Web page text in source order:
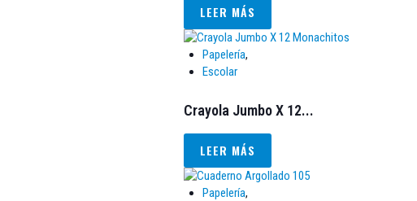
LEER MÁS
Papelería,
Escolar
Crayola Jumbo X 12...
LEER MÁS
Papelería,